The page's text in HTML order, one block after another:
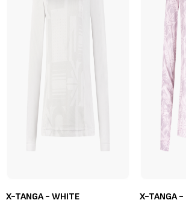
X-TANGA - WHITE
X-TANGA -